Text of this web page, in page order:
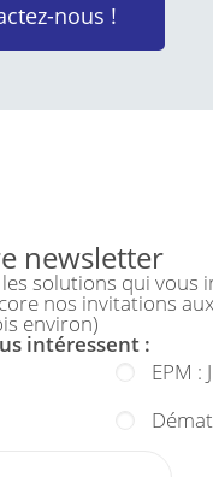
nous !
newsletter
solutions qui vous
nos invitations
environ)
intéressent :
EPM :